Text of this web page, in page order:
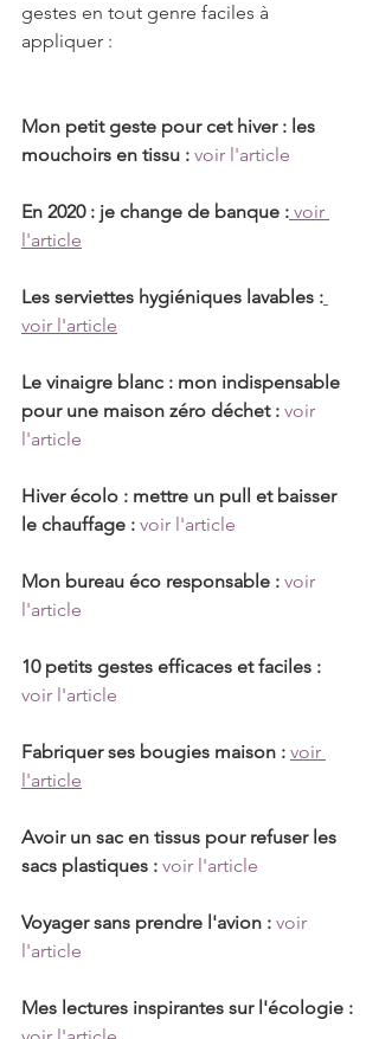
gestes en tout genre faciles à
appliquer :
Mon petit geste pour cet hiver : les
mouchoirs en tissu : voir l'article
En 2020 : je change de banque : voir
l'article
Les serviettes hygiéniques lavables :
voir l'article
Le vinaigre blanc : mon indispensable
pour une maison zéro déchet : voir
l'article
Hiver écolo : mettre un pull et baisser
le chauffage : voir l'article
Mon bureau éco responsable : voir
l'article
10 petits gestes efficaces et faciles :
voir l'article
Fabriquer ses bougies maison : voir
l'article
Avoir un sac en tissus pour refuser les
sacs plastiques : voir l'article
Voyager sans prendre l'avion : voir
l'article
Mes lectures inspirantes sur l'écologie :